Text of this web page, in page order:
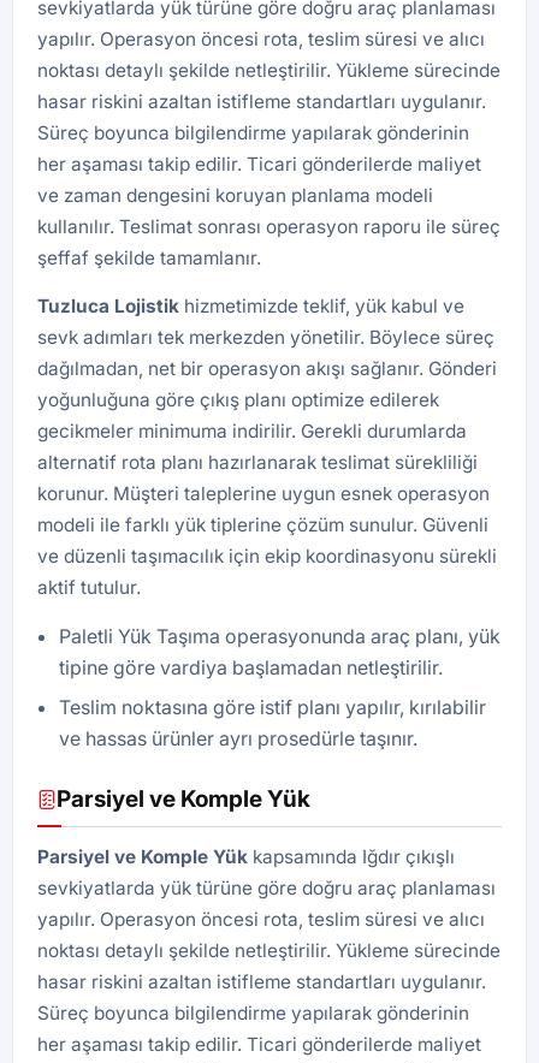
sevkiyatlarda yük türüne göre doğru araç planlaması
yapılır. Operasyon öncesi rota, teslim süresi ve alıcı
noktası detaylı şekilde netleştirilir. Yükleme sürecinde
hasar riskini azaltan istifleme standartları uygulanır.
Süreç boyunca bilgilendirme yapılarak gönderinin
her aşaması takip edilir. Ticari gönderilerde maliyet
ve zaman dengesini koruyan planlama modeli
kullanılır. Teslimat sonrası operasyon raporu ile süreç
şeffaf şekilde tamamlanır.
Tuzluca Lojistik hizmetimizde teklif, yük kabul ve
sevk adımları tek merkezden yönetilir. Böylece süreç
dağılmadan, net bir operasyon akışı sağlanır. Gönderi
yoğunluğuna göre çıkış planı optimize edilerek
gecikmeler minimuma indirilir. Gerekli durumlarda
alternatif rota planı hazırlanarak teslimat sürekliliği
korunur. Müşteri taleplerine uygun esnek operasyon
modeli ile farklı yük tiplerine çözüm sunulur. Güvenli
ve düzenli taşımacılık için ekip koordinasyonu sürekli
aktif tutulur.
Paletli Yük Taşıma operasyonunda araç planı, yük
tipine göre vardiya başlamadan netleştirilir.
Teslim noktasına göre istif planı yapılır, kırılabilir
ve hassas ürünler ayrı prosedürle taşınır.
Parsiyel ve Komple Yük
Parsiyel ve Komple Yük kapsamında Iğdır çıkışlı
sevkiyatlarda yük türüne göre doğru araç planlaması
yapılır. Operasyon öncesi rota, teslim süresi ve alıcı
noktası detaylı şekilde netleştirilir. Yükleme sürecinde
hasar riskini azaltan istifleme standartları uygulanır.
Süreç boyunca bilgilendirme yapılarak gönderinin
her aşaması takip edilir. Ticari gönderilerde maliyet